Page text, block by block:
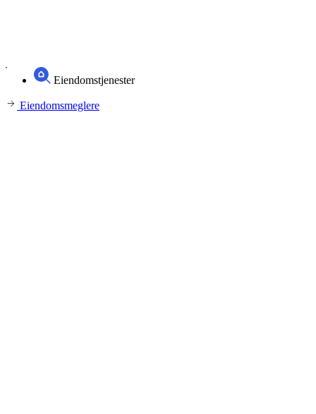
Eiendomstjenester
Eiendomsmeglere